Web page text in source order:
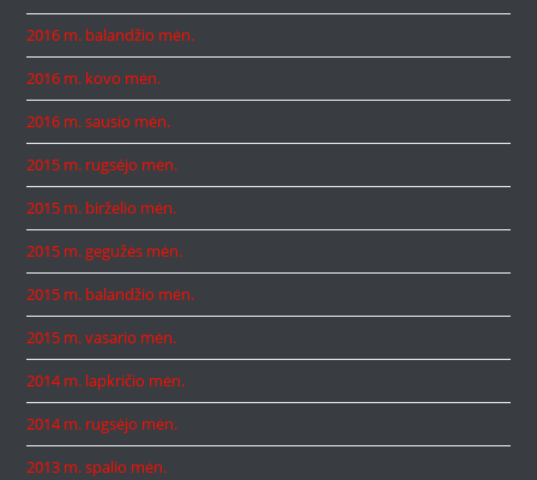
2016 m. balandžio mėn.
2016 m. kovo mėn.
2016 m. sausio mėn.
2015 m. rugsėjo mėn.
2015 m. birželio mėn.
2015 m. gegužės mėn.
2015 m. balandžio mėn.
2015 m. vasario mėn.
2014 m. lapkričio mėn.
2014 m. rugsėjo mėn.
2013 m. spalio mėn.